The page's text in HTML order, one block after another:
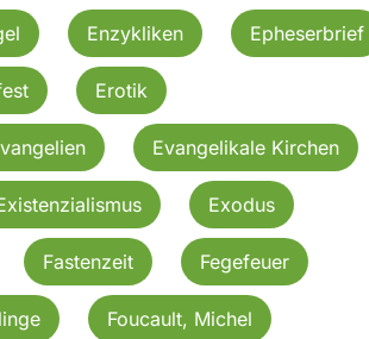
Enzykliken Epheserbrief
Erotik
Evangelikale Kirchen
Exodus
Fastenzeit Fegefeuer
Foucault, Michel